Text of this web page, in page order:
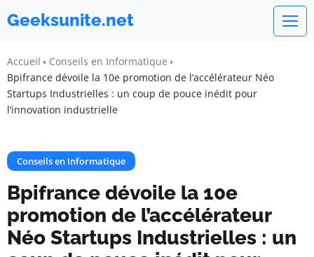
Geeksunite.net
Accueil
Conseils en Informatique
Bpifrance dévoile la 10e promotion de l’accélérateur Néo
Startups Industrielles : un coup de pouce inédit pour
l’innovation industrielle
Conseils en Informatique
Bpifrance dévoile la 10e
promotion de l’accélérateur
Néo Startups Industrielles : un